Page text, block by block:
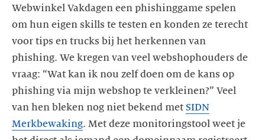
Webwinkel Vakdagen een phishinggame spelen
om hun eigen skills te testen en konden ze terecht
voor tips en trucks bij het herkennen van
phishing. We kregen van veel webshophouders de
vraag: “Wat kan ik nou zelf doen om de kans op
phishing via mijn webshop te verkleinen?” Veel
van hen bleken nog niet bekend met SIDN
Merkbewaking. Met deze monitoringstool weet je